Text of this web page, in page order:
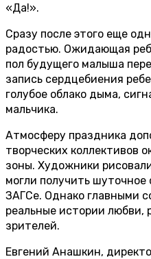
«Да!».
Сразу после этого еще
радостью. Ожидающая
пол будущего малыша
запись сердцебиения
голубое облако дыма,
мальчика.
Атмосферу праздника
творческих коллективов
зоны. Художники
могли получить
ЗАГСе. Однако главными
реальные истории любви,
зрителей.
Евгений Анашкин,